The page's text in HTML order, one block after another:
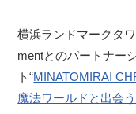
横浜ランドマークタ
mentとのパートナー
ト“MINATOMIRAI
魔法ワールドと出会